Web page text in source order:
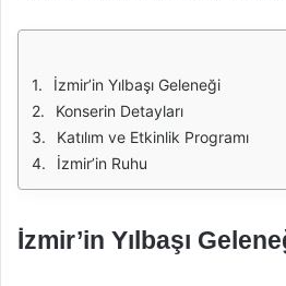
İzmir’in Yılbaşı Geleneği
Konserin Detayları
Katılım ve Etkinlik Programı
İzmir’in Ruhu
İzmir’in Yılbaşı